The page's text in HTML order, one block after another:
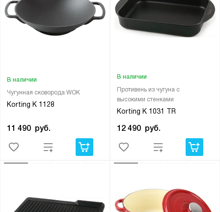
Чугунная сковорода WOK
Korting K 1128
В наличии
11 490 руб.
Противень из чугуна с
высокими стенками
Korting K 1031 TR
В наличии
12 490 руб.